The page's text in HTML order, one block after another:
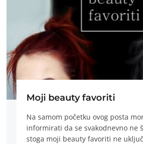
Moji beauty favoriti
Na samom početku ovog posta
informirati da se svakodnevno ne
stoga moji beauty favoriti ne